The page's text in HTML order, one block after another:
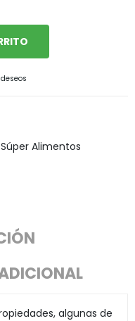
Súper Alimentos
algunas de